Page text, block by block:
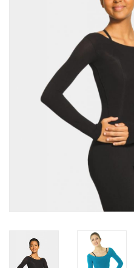
SPÉCIAUX- VENTE FINALE
PARTENARIAT
FAIT AU QUEBEC